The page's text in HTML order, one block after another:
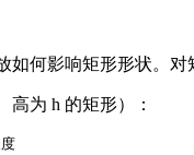
如何影响矩形形状。
高为 h 的矩形）：